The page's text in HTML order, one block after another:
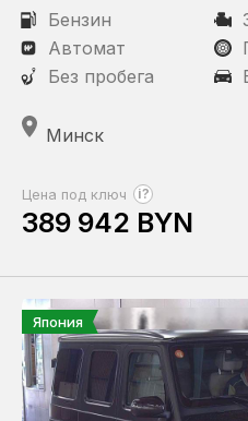
Бензин
Автомат
Без пробега
Минск
Цена под ключ ?
389 942 BYN
Япония